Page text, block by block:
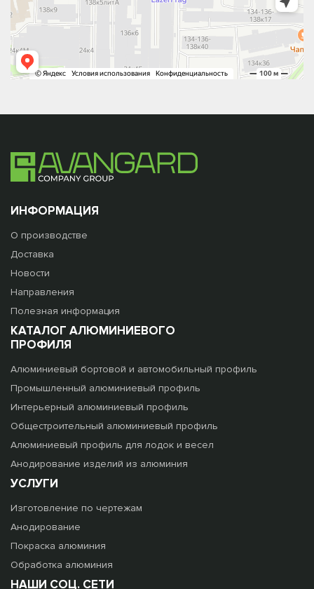
ИНФОРМАЦИЯ
О производстве
Доставка
Новости
Направления
Полезная информация
КАТАЛОГ АЛЮМИНИЕВОГО
ПРОФИЛЯ
Алюминиевый бортовой и автомобильный профиль
Промышленный алюминиевый профиль
Интерьерный алюминиевый профиль
Общестроительный алюминиевый профиль
Алюминиевый профиль для лодок и весел
Анодирование изделий из алюминия
УСЛУГИ
Изготовление по чертежам
Анодирование
Покраска алюминия
Обработка алюминия
НАШИ СОЦ. СЕТИ